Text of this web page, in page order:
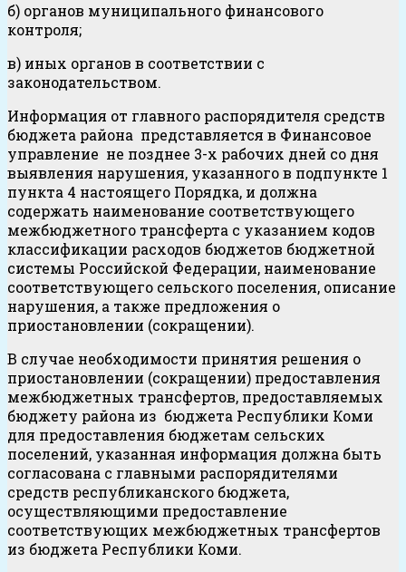
б) органов муниципального финансового
контроля;
в) иных органов в соответствии с
законодательством.
Информация от главного распорядителя средств
бюджета района представляется в Финансовое
управление не позднее 3-х рабочих дней со дня
выявления нарушения, указанного в подпункте 1
пункта 4 настоящего Порядка, и должна
содержать наименование соответствующего
межбюджетного трансферта с указанием кодов
классификации расходов бюджетов бюджетной
системы Российской Федерации, наименование
соответствующего сельского поселения, описание
нарушения, а также предложения о
приостановлении (сокращении).
В случае необходимости принятия решения о
приостановлении (сокращении) предоставления
межбюджетных трансфертов, предоставляемых
бюджету района из бюджета Республики Коми
для предоставления бюджетам сельских
поселений, указанная информация должна быть
согласована с главными распорядителями
средств республиканского бюджета,
осуществляющими предоставление
соответствующих межбюджетных трансфертов
из бюджета Республики Коми.